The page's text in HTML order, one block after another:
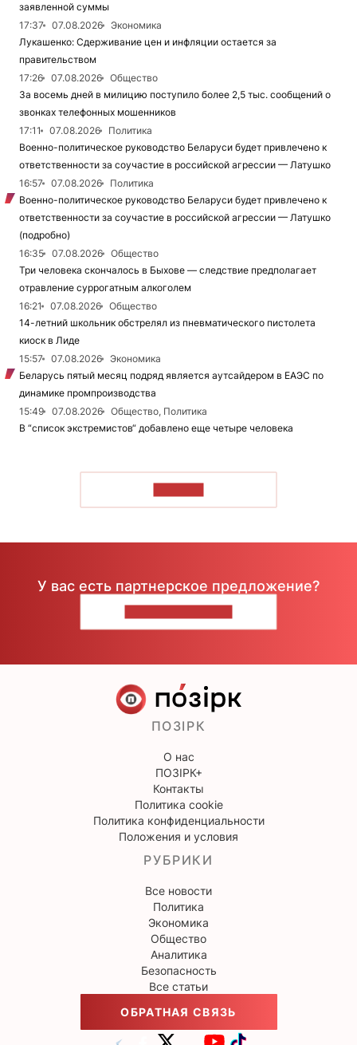
заявленной суммы
17:37
07.08.2026
Экономика
Лукашенко: Сдерживание цен и инфляции остается за
правительством
17:26
07.08.2026
Общество
За восемь дней в милицию поступило более 2,5 тыс. сообщений о
звонках телефонных мошенников
17:11
07.08.2026
Политика
Военно-политическое руководство Беларуси будет привлечено к
ответственности за соучастие в российской агрессии — Латушко
16:57
07.08.2026
Политика
Военно-политическое руководство Беларуси будет привлечено к
ответственности за соучастие в российской агрессии — Латушко
(подробно)
16:35
07.08.2026
Общество
Три человека скончалось в Быхове — следствие предполагает
отравление суррогатным алкоголем
16:21
07.08.2026
Общество
14-летний школьник обстрелял из пневматического пистолета
киоск в Лиде
15:57
07.08.2026
Экономика
Беларусь пятый месяц подряд является аутсайдером в ЕАЭС по
динамике промпроизводства
15:49
07.08.2026
Общество, Политика
В “список экстремистов“ добавлено еще четыре человека
У вас есть партнерское предложение?
ПОЗІРК
О нас
ПОЗІРК+
Контакты
Политика cookie
Политика конфиденциальности
Положения и условия
РУБРИКИ
Все новости
Политика
Экономика
Общество
Аналитика
Безопасность
Все статьи
ОБРАТНАЯ СВЯЗЬ